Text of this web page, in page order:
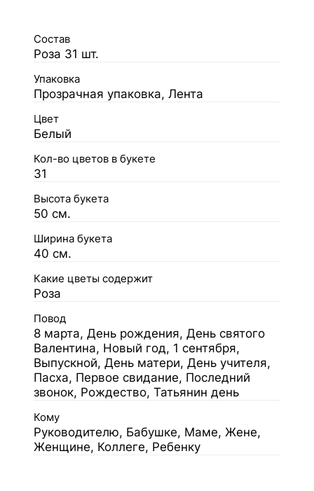
Состав
Роза 31 шт.
Упаковка
Прозрачная упаковка, Лента
Цвет
Белый
Кол-во цветов в букете
31
Высота букета
50 см.
Ширина букета
40 см.
Какие цветы содержит
Роза
Повод
8 марта, День рождения, День святого
Валентина, Новый год, 1 сентября,
Выпускной, День матери, День учителя,
Пасха, Первое свидание, Последний
звонок, Рождество, Татьянин день
Кому
Руководителю, Бабушке, Маме, Жене,
Женщине, Коллеге, Ребенку